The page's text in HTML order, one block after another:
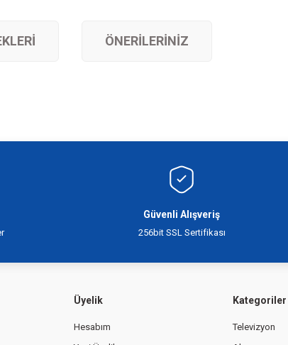
ÖNERILERINIZ
Güvenli Alışveriş
256bit SSL Sertifikası
Üyelik
Hesabım
Kategoriler
Televizyon